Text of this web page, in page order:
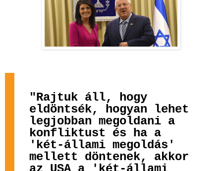
"Rajtuk áll, hogy
eldöntsék, hogyan lehet
legjobban megoldani a
konfliktust és ha a
'két-állami megoldás'
mellett döntenek, akkor